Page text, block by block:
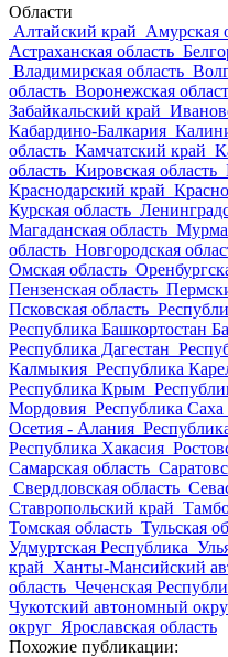
Области
Алтайский край Амурская
Астраханская область
Владимирская область
область Воронежская
Забайкальский край
Кабардино-Балкария
область Камчатский край
область Кировская область
Краснодарский край
Курская область
Магаданская область
область Новгородская
Омская область
Пензенская область
Псковская область
Республика Башкортостан
Республика Дагестан
Калмыкия Республика
Республика Крым
Мордовия Республика
Осетия - Алания
Республика Хакасия
Самарская область
Свердловская область
Ставропольский край
Томская область Тульская
Удмуртская Республика
край Ханты-Мансийский
область Чеченская
Чукотский автономный
округ Ярославская область
Похожие публикации: